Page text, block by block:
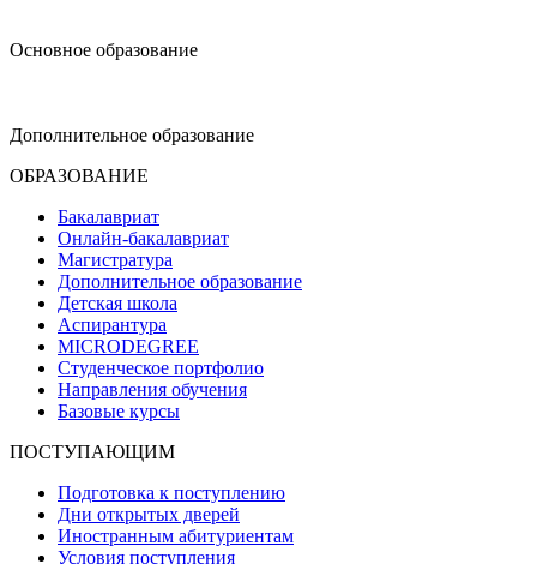
Основное образование
Дополнительное образование
ОБРАЗОВАНИЕ
Бакалавриат
Онлайн-бакалавриат
Магистратура
Дополнительное образование
Детская школа
Аспирантура
MICRODEGREE
Студенческое портфолио
Направления обучения
Базовые курсы
ПОСТУПАЮЩИМ
Подготовка к поступлению
Дни открытых дверей
Иностранным абитуриентам
Условия поступления